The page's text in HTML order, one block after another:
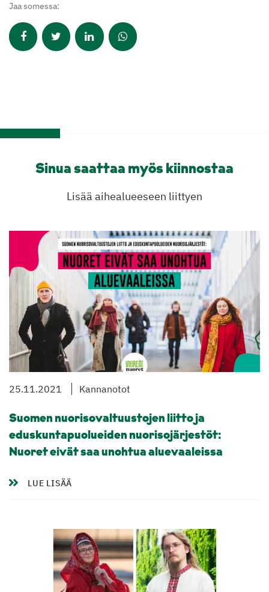
Jaa somessa:
Sinua saattaa myös kiinnostaa
Lisää aihealueeseen liittyen
25.11.2021 Kannanotot
Suomen nuorisovaltuustojen liitto ja
eduskuntapuolueiden nuorisojärjestöt:
Nuoret eivät saa unohtua aluevaaleissa
LUE LISÄÄ